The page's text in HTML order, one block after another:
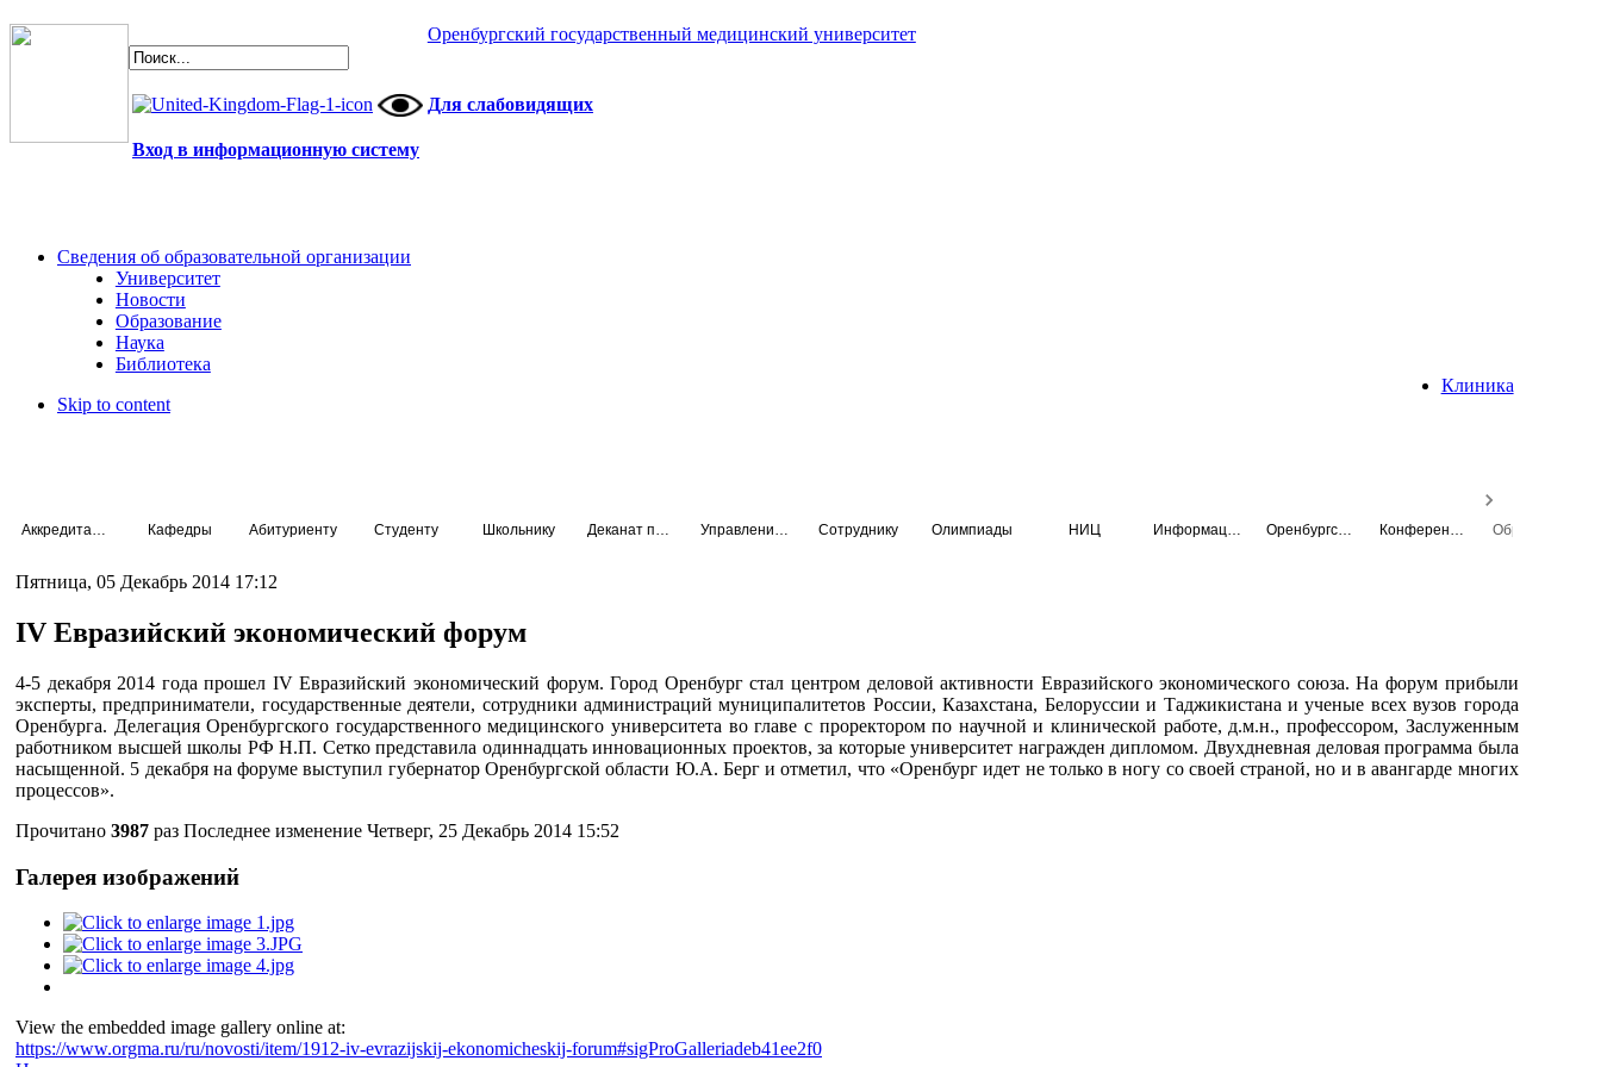
Оренбургский государственный медицинский университет
Для слабовидящих
Вход в информационную систему
Сведения об образовательной организации
Университет
Новости
Образование
Наука
Библиотека
Клиника
Skip to content
Кафедры Абитуриенту Студенту Школьнику Сотруднику Олимпиады НИЦ
Пятница, 05 Декабрь 2014 17:12
IV Евразийский экономический форум
4-5 декабря 2014 года прошел IV Евразийский экономический форум. Город Оренбург стал центром деловой активности Евразийского экономического союза. На форум прибыли
эксперты, предприниматели, государственные деятели, сотрудники администраций муниципалитетов России, Казахстана, Белоруссии и Таджикистана и ученые всех вузов города
Оренбурга. Делегация Оренбургского государственного медицинского университета во главе с проректором по научной и клинической работе, д.м.н., профессором, Заслуженным
работником высшей школы РФ Н.П. Сетко представила одиннадцать инновационных проектов, за которые университет награжден дипломом. Двухдневная деловая программа была
насыщенной. 5 декабря на форуме выступил губернатор Оренбургской области Ю.А. Берг и отметил, что «Оренбург идет не только в ногу со своей страной, но и в авангарде многих
процессов».
Прочитано 3987 раз Последнее изменение Четверг, 25 Декабрь 2014 15:52
Галерея изображений
View the embedded image gallery online at:
https://www.orgma.ru/ru/novosti/item/1912-iv-evrazijskij-ekonomicheskij-forum#sigProGalleriadeb41ee2f0